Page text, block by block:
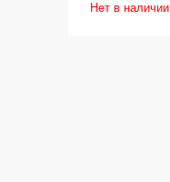
Нет в наличии